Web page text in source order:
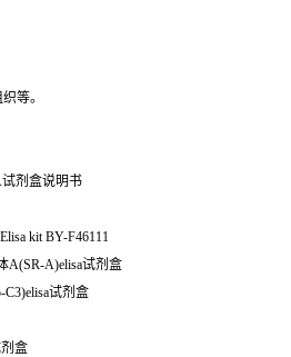
等。
剂盒说明书
kit BY-F46111
A(SR-A)elisa试剂盒
试剂盒
剂盒